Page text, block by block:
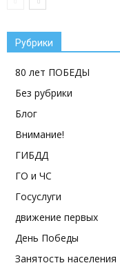
Рубрики
80 лет ПОБЕДЫ
Без рубрики
Блог
Внимание!
ГИБДД
ГО и ЧС
Госуслуги
движение первых
День Победы
Занятость населения